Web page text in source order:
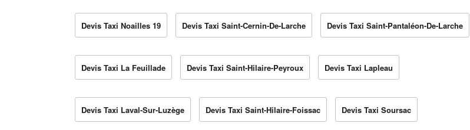
Devis Taxi Noailles 19 Devis Taxi Saint-Cernin-De-Larche Devis Taxi Saint-Pantaléon-De-Larche
Devis Taxi La Feuillade Devis Taxi Saint-Hilaire-Peyroux Devis Taxi Lapleau
Devis Taxi Laval-Sur-Luzège Devis Taxi Saint-Hilaire-Foissac Devis Taxi Soursac